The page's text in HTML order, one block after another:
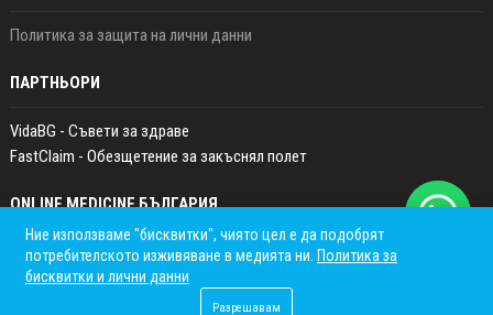
Политика за защита на лични данни
ПАРТНЬОРИ
VidaBG - Съвети за здраве
FastClaim - Обезщетение за закъснял полет
ONLINE MEDICINE БЪЛГАРИЯ
Ние използваме "бисквитки", чиято цел е да подобрят
потребителското изживяване в медията ни. Политика за
бисквитки и лични данни
Разрешавам